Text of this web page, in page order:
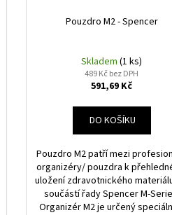
Pouzdro M2 - Spencer
Skladem(1 ks)
489 Kč bez DPH
591,69 Kč
DO KOŠÍKU
Pouzdro M2 patří mezi
organizéry/ pouzdra k
uložení zdravotnického
součástí řady Spencer M-
Organizér M2 je určený